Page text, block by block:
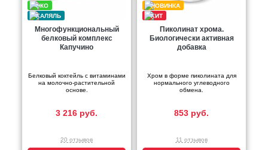
Многофункциональный
белковый комплекс
Капучино
Белковый коктейль с витаминами
на молочно-растительной
основе.
3 216 руб.
20 отзывов
Пиколинат хрома.
Биологически активная
добавка
Хром в форме пиколината для
нормального углеводного
обмена.
853 руб.
11 отзывов